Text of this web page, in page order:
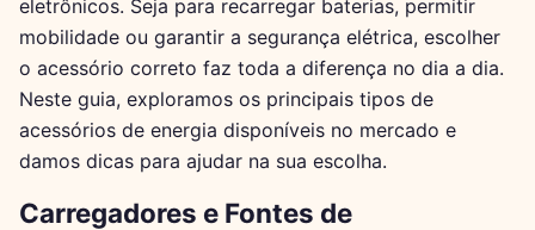
eletrônicos. Seja para recarregar baterias, permitir
mobilidade ou garantir a segurança elétrica, escolher
o acessório correto faz toda a diferença no dia a dia.
Neste guia, exploramos os principais tipos de
acessórios de energia disponíveis no mercado e
damos dicas para ajudar na sua escolha.
Carregadores e Fontes de